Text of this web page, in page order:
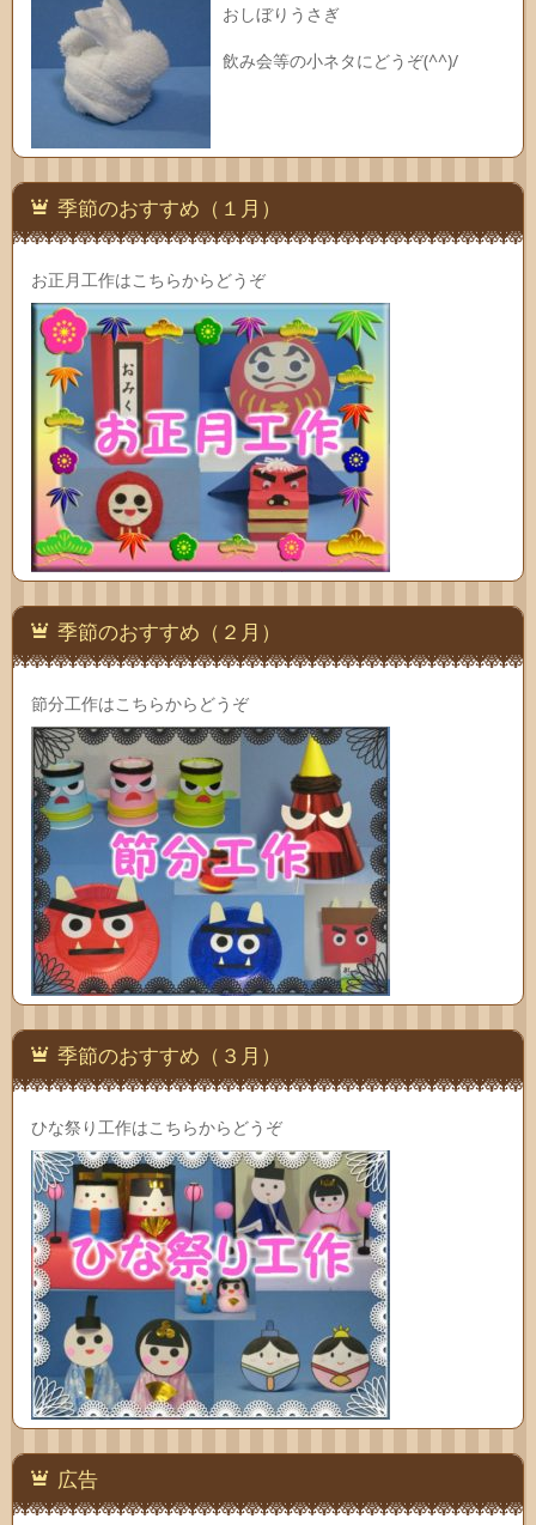
おしぼりうさぎ
飲み会等の小ネタにどうぞ(^^)/
季節のおすすめ（１月）
お正月工作はこちらからどうぞ
季節のおすすめ（２月）
節分工作はこちらからどうぞ
季節のおすすめ（３月）
ひな祭り工作はこちらからどうぞ
広告